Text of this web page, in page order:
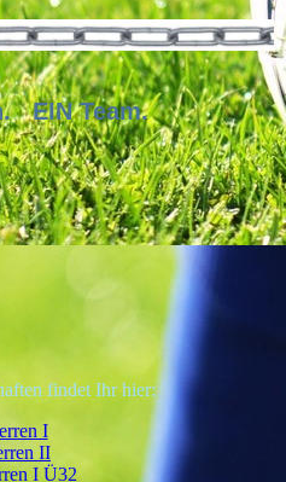
EIN Team.
findet Ihr hier:
I
II
I Ü32